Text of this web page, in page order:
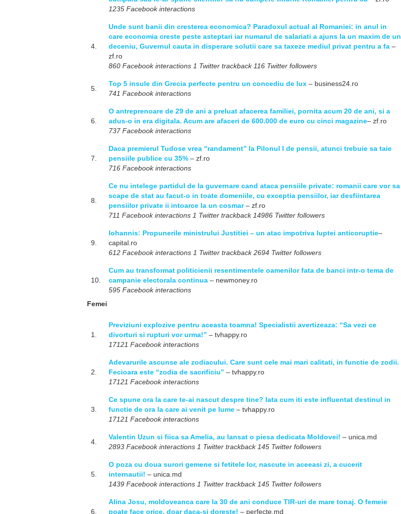
1235 Facebook interactions
4.
Unde sunt banii din cresterea economica? Paradoxul actual al Romaniei: in anul in
care economia creste peste asteptari iar numarul de salariati a ajuns la un maxim de un
deceniu, Guvernul cauta in disperare solutii care sa taxeze mediul privat pentru a fa –
zf.ro
860 Facebook interactions 1 Twitter trackback 116 Twitter followers
5.
Top 5 insule din Grecia perfecte pentru un concediu de lux – business24.ro
741 Facebook interactions
6.
O antreprenoare de 29 de ani a preluat afacerea familiei, pornita acum 20 de ani, si a
adus-o in era digitala. Acum are afaceri de 600.000 de euro cu cinci magazine– zf.ro
737 Facebook interactions
7.
Daca premierul Tudose vrea “randament” la Pilonul I de pensii, atunci trebuie sa taie
pensiile publice cu 35% – zf.ro
716 Facebook interactions
8.
Ce nu intelege partidul de la guvernare cand ataca pensiile private: romanii care vor sa
scape de stat au facut-o in toate domeniile, cu exceptia pensiilor, iar desfiintarea
pensiilor private ii intoarce la un cosmar– zf.ro
711 Facebook interactions 1 Twitter trackback 14986 Twitter followers
9.
Iohannis: Propunerile ministrului Justitiei – un atac impotriva luptei anticoruptie–
capital.ro
612 Facebook interactions 1 Twitter trackback 2694 Twitter followers
10.
Cum au transformat politicienii resentimentele oamenilor fata de banci intr-o tema de
campanie electorala continua – newmoney.ro
595 Facebook interactions
Femei
1.
Previziuni explozive pentru aceasta toamna! Specialistii avertizeaza: “Sa vezi ce
divorturi si rupturi vor urma!” – tvhappy.ro
17121 Facebook interactions
2.
Adevarurile ascunse ale zodiacului. Care sunt cele mai mari calitati, in functie de zodii.
Fecioara este “zodia de sacrificiu” – tvhappy.ro
17121 Facebook interactions
3.
Ce spune ora la care te-ai nascut despre tine? Iata cum iti este influentat destinul in
functie de ora la care ai venit pe lume – tvhappy.ro
17121 Facebook interactions
4.
Valentin Uzun si fiica sa Amelia, au lansat o piesa dedicata Moldovei! – unica.md
2893 Facebook interactions 1 Twitter trackback 145 Twitter followers
5.
O poza cu doua surori gemene si fetitele lor, nascute in aceeasi zi, a cucerit
internautii! – unica.md
1439 Facebook interactions 1 Twitter trackback 145 Twitter followers
6.
Alina Josu, moldoveanca care la 30 de ani conduce TIR-uri de mare tonaj. O femeie
poate face orice, doar daca-si doreste! – perfecte.md